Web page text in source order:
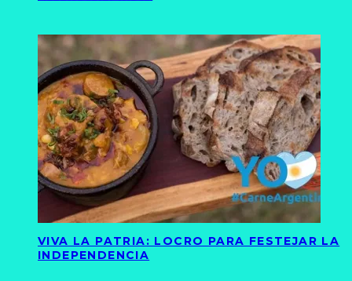
VIVA LA PATRIA: LOCRO PARA FESTEJAR LA
INDEPENDENCIA